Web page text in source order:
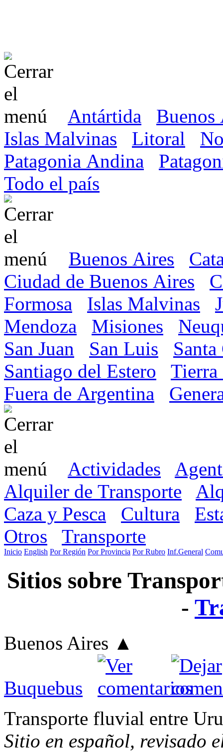
Antártida
Buenos
Islas Malvinas
Litoral
Patagonia Andina
Todo el país
Buenos Aires
Ciudad de Buenos Aires
Formosa
Islas Malvinas
Mendoza
Misiones
San Juan
San Luis
Santiago del Estero
Tierra
Fuera de Argentina
Actividades
Alquiler de Transporte
Caza y Pesca
Cultura
Otros
Transporte
Inicio English Por Región Por Provincia Por Rubro Inf.General
Sitios sobre
-
Buenos Aires ▲
Buquebus
Transporte fluvial entre
Sitio en español, revisado